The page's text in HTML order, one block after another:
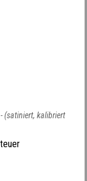
(satiniert, kalibriert